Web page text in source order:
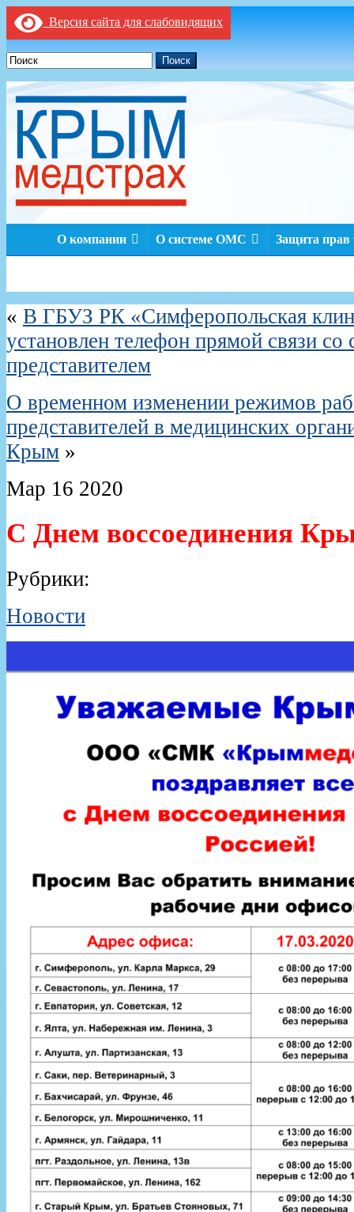
Версия сайта для слабовидящих
Поиск
О компании О системе ОМС Защита прав
« В ГБУЗ РК «Cимферопольская
установлен телефон прямой связи со
представителем
О временном изменении режимов
представителей в медицинских
Крым »
Мар 16 2020
C Днем воссоединения
Рубрики:
Новости